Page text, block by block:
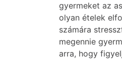
gyermeket az
olyan ételek
számára
megennie
arra, hogy